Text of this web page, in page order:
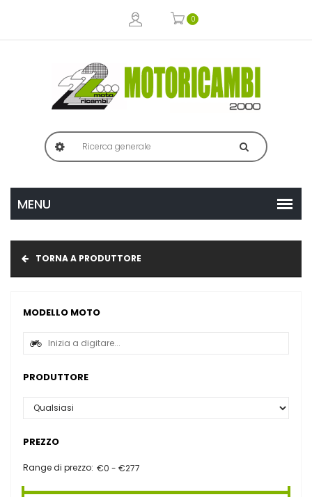
0
TORNA A PRODUTTORE
MODELLO MOTO
PRODUTTORE
PREZZO
Range di prezzo: